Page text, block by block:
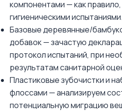
компонентами — как
гигиеническими испытаниями.
Базовые деревянные/
добавок — зачастую
протокол испытаний, при
результатам санитарной
Пластиковые зубочистки и
флоссами — анализируем
потенциальную миграцию